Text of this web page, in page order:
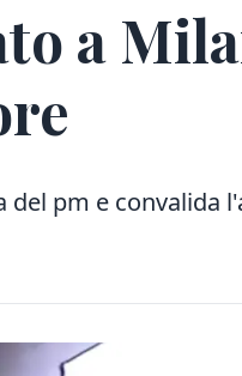
a
del pm e convalida